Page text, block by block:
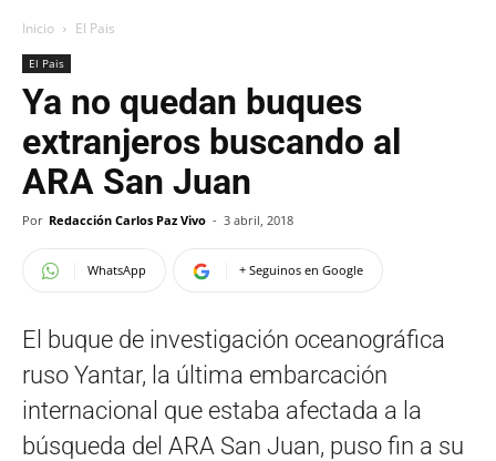
Inicio El Pais
El Pais
Ya no quedan buques
extranjeros buscando al
ARA San Juan
Por Redacción Carlos Paz Vivo - 3 abril, 2018
WhatsApp + Seguinos en Google
El buque de investigación oceanográfica
ruso Yantar, la última embarcación
internacional que estaba afectada a la
búsqueda del ARA San Juan, puso fin a su